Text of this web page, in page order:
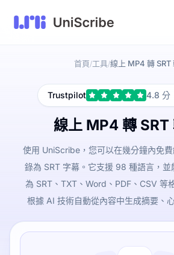
首頁/工具/線上 MP4 轉 SRT
Trustpilot 4.8 分
線上 MP4 轉 SRT
使用 UniScribe，您可以在幾分鐘內免
錄為 SRT 字幕。它支援 98 種語言，
為 SRT、TXT、Word、PDF、CSV 等
根據 AI 技術自動從內容中生成摘要、